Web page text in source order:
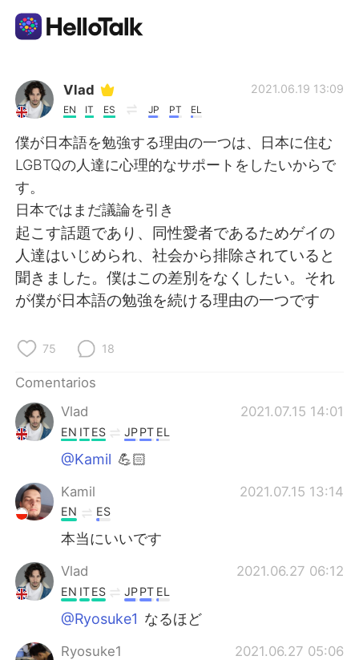
Aplicación de intercambio de idiomas
AI Grammar Checker
Español
English 简体中文
繁體中文 العربية
Русский
Indonesia Italiano
Türkçe
Português
Vlad
EN IT ES JP PT EL
2021.06.19 13:09
僕が日本語を勉強する理由の一つは、日本に住む
LGBTQの人達に心理的なサポートをしたいからで
す。
日本ではまだ議論を引き
起こす話題であり、同性愛者であるためゲイの
人達はいじめられ、社会から排除されていると
聞きました。僕はこの差別をなくしたい。それ
が僕が日本語の勉強を続ける理由の一つです
75 18
Comentarios
Vlad
2021.07.15 14:01
EN ITES JPPT EL
@Kamil 💪🏻
Kamil 2021.07.15 13:14
EN ES
本当にいいです
Vlad 2021.06.27 06:12
EN ITES JPPT EL
@Ryosuke1 なるほど
Ryosuke1 2021.06.27 05:06